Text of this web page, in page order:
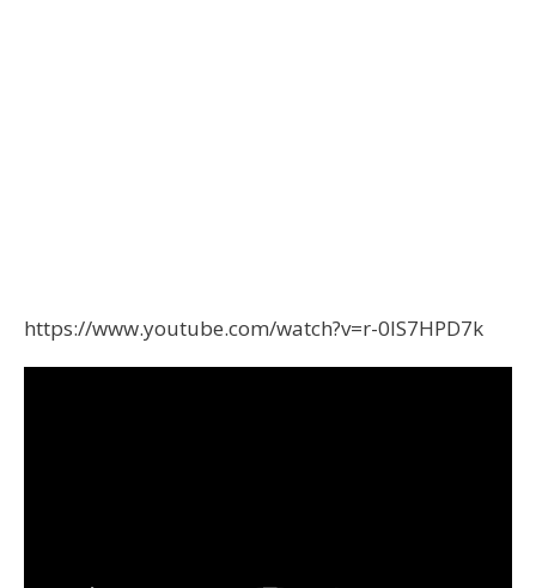
https://www.youtube.com/watch?v=r-0lS7HPD7k